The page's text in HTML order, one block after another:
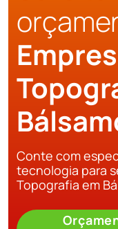
Conte com
tecnologia para
Topografia em